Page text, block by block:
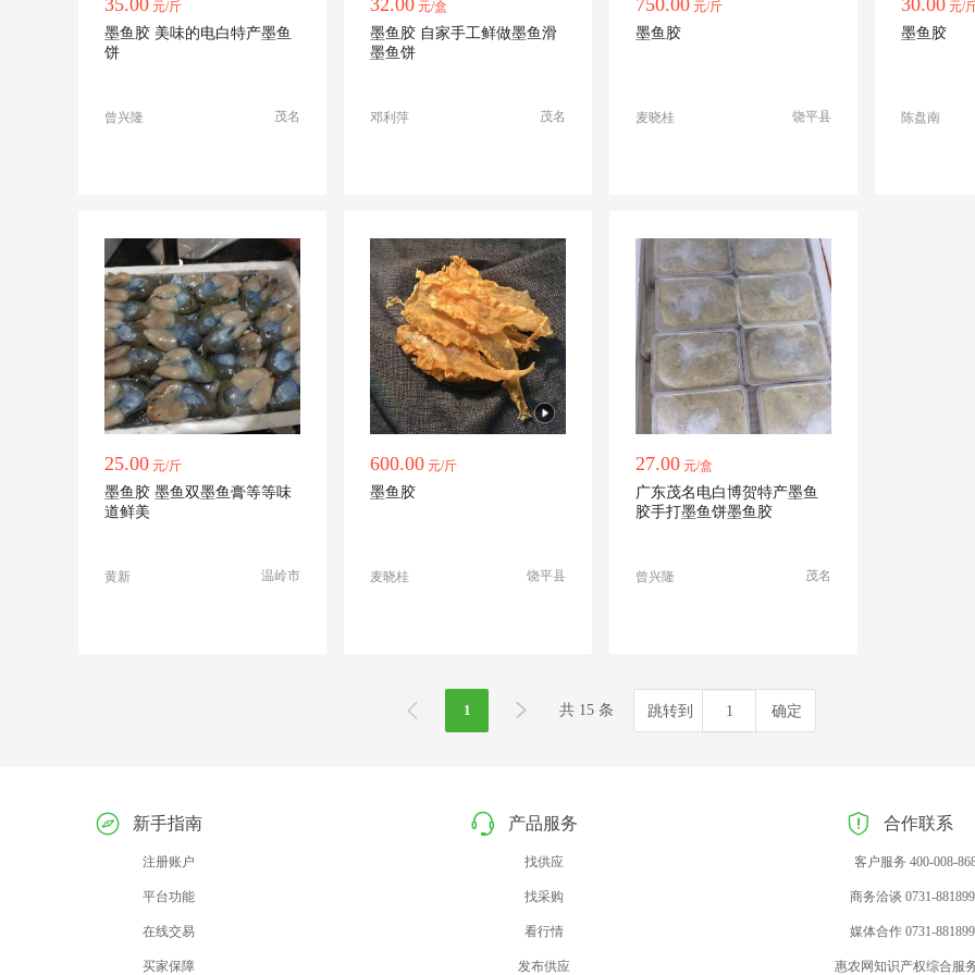
35.00 元/斤
墨鱼胶 美味的电白特产墨鱼
饼
曾兴隆 茂名
32.00 元/盒
墨鱼胶 自家手工鲜做墨鱼滑
墨鱼饼
邓利萍 茂名
750.00 元/斤
墨鱼胶
麦晓桂 饶平县
30.00 元/
墨鱼胶
陈盘南
25.00 元/斤
墨鱼胶 墨鱼双墨鱼膏等等味
道鲜美
黄新 温岭市
600.00 元/斤
墨鱼胶
麦晓桂 饶平县
27.00 元/盒
广东茂名电白博贺特产墨鱼
胶手打墨鱼饼墨鱼胶
曾兴隆 茂名
1 共 15 条 跳转到 确定
新手指南
注册账户
平台功能
在线交易
买家保障
产品服务
找供应
找采购
看行情
发布供应
合作联系
客户服务 400-008-
商务洽谈 0731-
媒体合作 0731-
惠农网知识产权综合服